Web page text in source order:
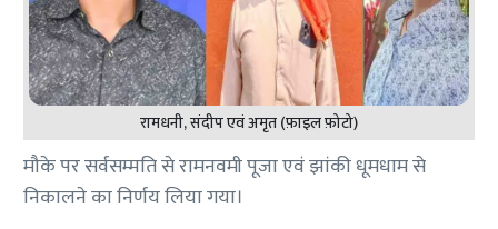
रामधनी, संदीप एवं अमृत (फ़ाइल फ़ोटो)
मौके पर सर्वसम्मति से रामनवमी पूजा एवं झांकी धूमधाम से
निकालने का निर्णय लिया गया।